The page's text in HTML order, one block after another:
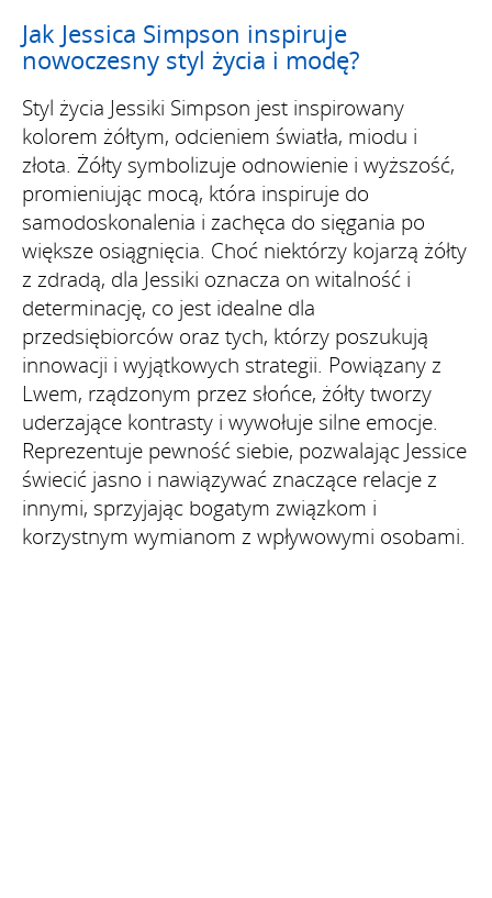
Jak Jessica Simpson inspiruje
nowoczesny styl życia i modę?
Styl życia Jessiki Simpson jest inspirowany
kolorem żółtym, odcieniem światła, miodu i
złota. Żółty symbolizuje odnowienie i wyższość,
promieniując mocą, która inspiruje do
samodoskonalenia i zachęca do sięgania po
większe osiągnięcia. Choć niektórzy kojarzą żółty
z zdradą, dla Jessiki oznacza on witalność i
determinację, co jest idealne dla
przedsiębiorców oraz tych, którzy poszukują
innowacji i wyjątkowych strategii. Powiązany z
Lwem, rządzonym przez słońce, żółty tworzy
uderzające kontrasty i wywołuje silne emocje.
Reprezentuje pewność siebie, pozwalając Jessice
świecić jasno i nawiązywać znaczące relacje z
innymi, sprzyjając bogatym związkom i
korzystnym wymianom z wpływowymi osobami.